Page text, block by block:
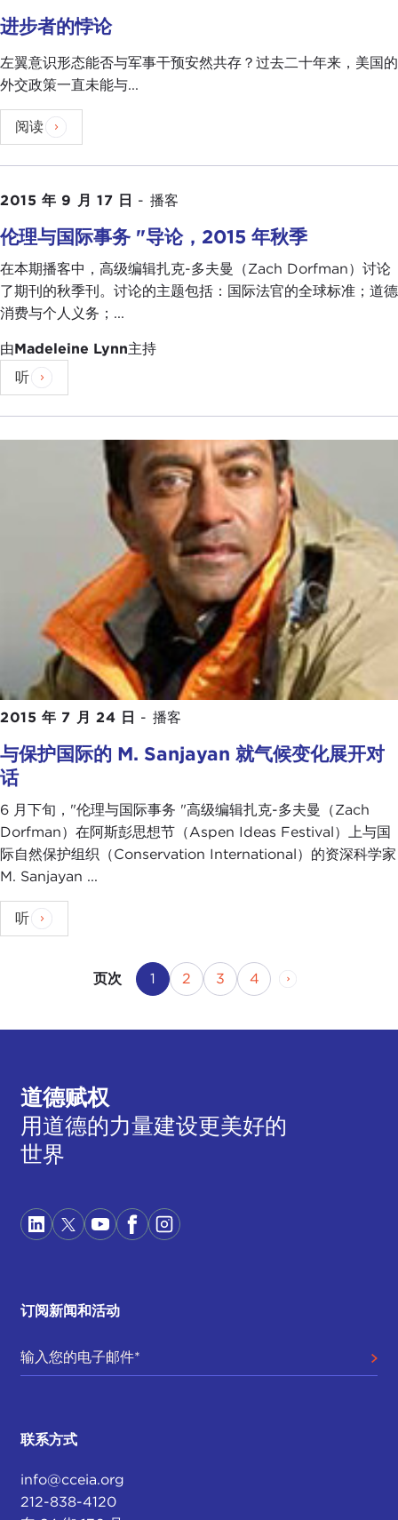
进步者的悖论
左翼意识形态能否与军事干预安然共存？过去二十年来，美国的
外交政策一直未能与...
阅读
2015 年 9 月 17 日 - 播客
伦理与国际事务 "导论，2015 年秋季
在本期播客中，高级编辑扎克-多夫曼（Zach Dorfman）讨论
了期刊的秋季刊。讨论的主题包括：国际法官的全球标准；道德
消费与个人义务；...
由Madeleine Lynn主持
听
2015 年 7 月 24 日 - 播客
与保护国际的 M. Sanjayan 就气候变化展开对
话
6 月下旬，"伦理与国际事务 "高级编辑扎克-多夫曼（Zach
Dorfman）在阿斯彭思想节（Aspen Ideas Festival）上与国
际自然保护组织（Conservation International）的资深科学家
M. Sanjayan ...
听
页次 下一页
当前页
1 页码
2 页码
3 页码
4
道德赋权
用道德的力量建设更美好的
世界
订阅新闻和活动
联系方式
info@cceia.org
212-838-4120